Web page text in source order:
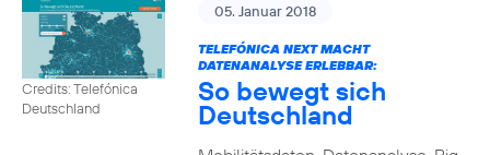
Credits: Telefónica
Deutschland
05. Januar 2018
TELEFÓNICA NEXT MACHT
DATENANALYSE ERLEBBAR:
So bewegt sich
Deutschland